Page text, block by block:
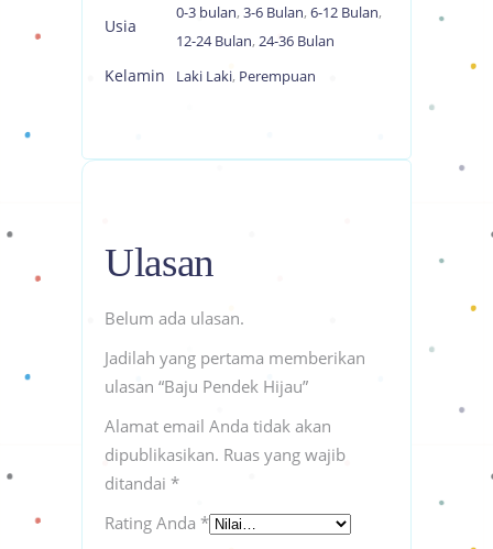
Usia
0-3 bulan, 3-6 Bulan, 6-12 Bulan,
12-24 Bulan, 24-36 Bulan
Kelamin Laki Laki, Perempuan
Ulasan
Belum ada ulasan.
Jadilah yang pertama memberikan
ulasan “Baju Pendek Hijau”
Alamat email Anda tidak akan
dipublikasikan. Ruas yang wajib
ditandai *
Rating Anda *